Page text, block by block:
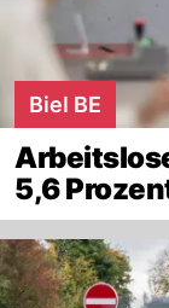
Biel BE
5,6